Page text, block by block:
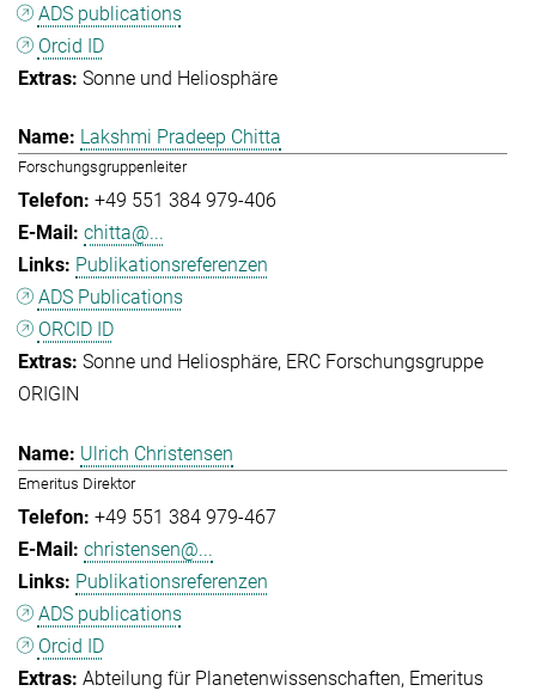
ADS publications
Orcid ID
Sonne und Heliosphäre
Lakshmi Pradeep Chitta
Forschungsgruppenleiter
+49 551 384 979-406
chitta@...
Publikationsreferenzen
ADS Publications
ORCID ID
Sonne und Heliosphäre ERC Forschungsgruppe
ORIGIN
Ulrich Christensen
Emeritus Direktor
+49 551 384 979-467
christensen@...
Publikationsreferenzen
ADS publications
Orcid ID
Abteilung für Planetenwissenschaften Emeritus